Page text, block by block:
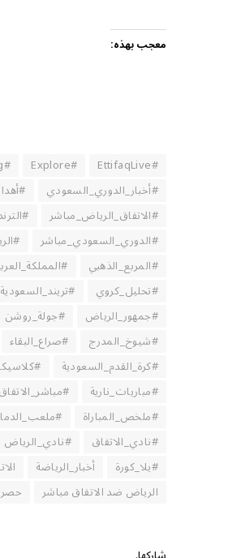
معجب بهذه:
#EttifaqLive
#Explore
#LiveStreaming
#أخبار_الدوري_السعودي
#الاتفاق_الرياض_مباشر
#الدوري_السعودي_مباشر
#المربع_الذهبي
#تحليل_كروي
#تريند_السعودية
#جمهور_الرياض
#جولة_روشن
#شيوخ_المدرج
#صراع_البقاء
#كرة_القدم_السعودية
#مباريات_نارية
#مباشر_الاتفاق
#ملخص_المباراة
#نادي_الاتفاق
#نادي_الرياض
#يلا_كورة
أخبار_الرياضة
الرياض ضد الاتفاق مباشر